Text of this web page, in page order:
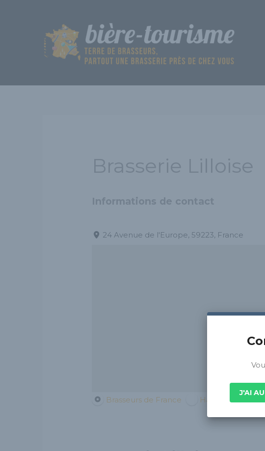
Brasserie Lilloise
Informations de contact
24 Avenue de l'Europe, 59223, France
Brasseurs de France Hauts-de-France
J'AI